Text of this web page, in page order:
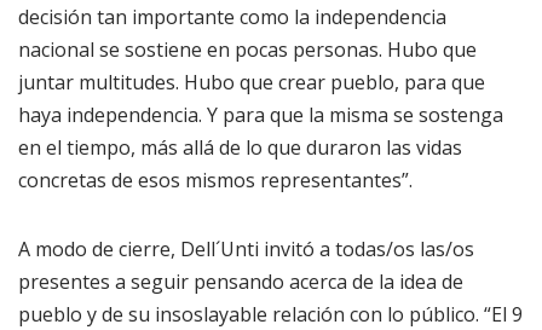
decisión tan importante como la independencia
nacional se sostiene en pocas personas. Hubo que
juntar multitudes. Hubo que crear pueblo, para que
haya independencia. Y para que la misma se sostenga
en el tiempo, más allá de lo que duraron las vidas
concretas de esos mismos representantes”.
A modo de cierre, Dell´Unti invitó a todas/os las/os
presentes a seguir pensando acerca de la idea de
pueblo y de su insoslayable relación con lo público. “El 9